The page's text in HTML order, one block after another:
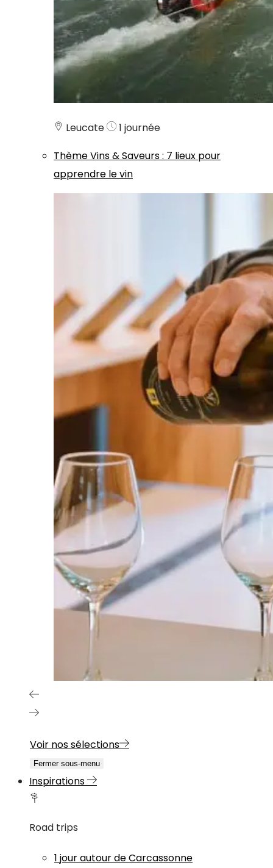
Leucate
1 journée
ThèmeVins & Saveurs: 7 lieux pour
apprendre le vin
Voir nos sélections
Fermer sous-menu
Inspirations
Road trips
1 jour autour de Carcassonne